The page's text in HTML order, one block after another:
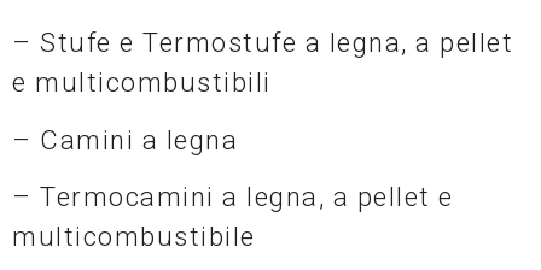
– Stufe e Termostufe a legna, a pellet
e multicombustibili
– Camini a legna
– Termocamini a legna, a pellet e
multicombustibile